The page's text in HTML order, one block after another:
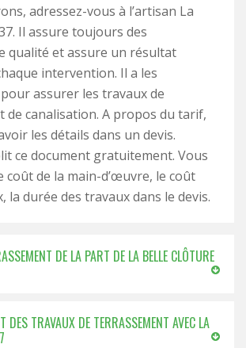
adressez-vous à l’artisan La
Il assure toujours des
qualité et assure un résultat
intervention. Il a les
assurer les travaux de
de canalisation. A propos du tarif,
les détails dans un devis.
ce document gratuitement. Vous
coût de la main-d’œuvre, le coût
la durée des travaux dans le devis.
DE LA PART DE LA BELLE CLÔTURE
DES TRAVAUX DE TERRASSEMENT AVEC LA